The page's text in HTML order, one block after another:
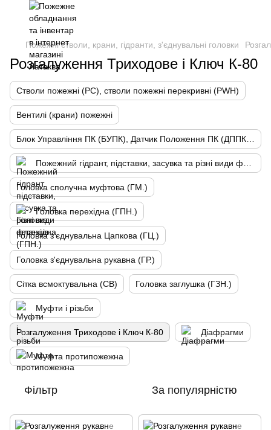
Пожежні стволи, крани, гідранти, з'єднувальні головки
Розгалуження Триходове і Ключ К-80
Стволи пожежні (РС), стволи пожежні перекривні (PWH)
Вентилі (крани) пожежні
Головка сполучна муфтова (ГМ.)
Головка перехідна (ГПН.)
Головка з'єднувальна Цапкова (ГЦ.)
Головка з'єднувальна рукавна (ГР.)
Сітка всмоктувальна (СВ) Головка заглушка (ГЗН.)
Муфти і різьби
Розгалуження Триходове і Ключ К-80 Діафрагми
Муфта протипожежна
Фільтр За популярністю